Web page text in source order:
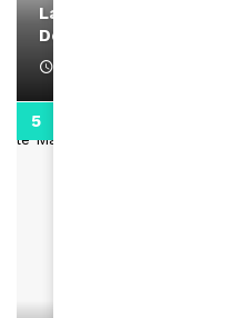
La rubrique santé
Docteur Makanda